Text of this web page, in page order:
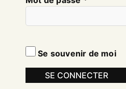
Se souvenir de moi
SE CONNECTER